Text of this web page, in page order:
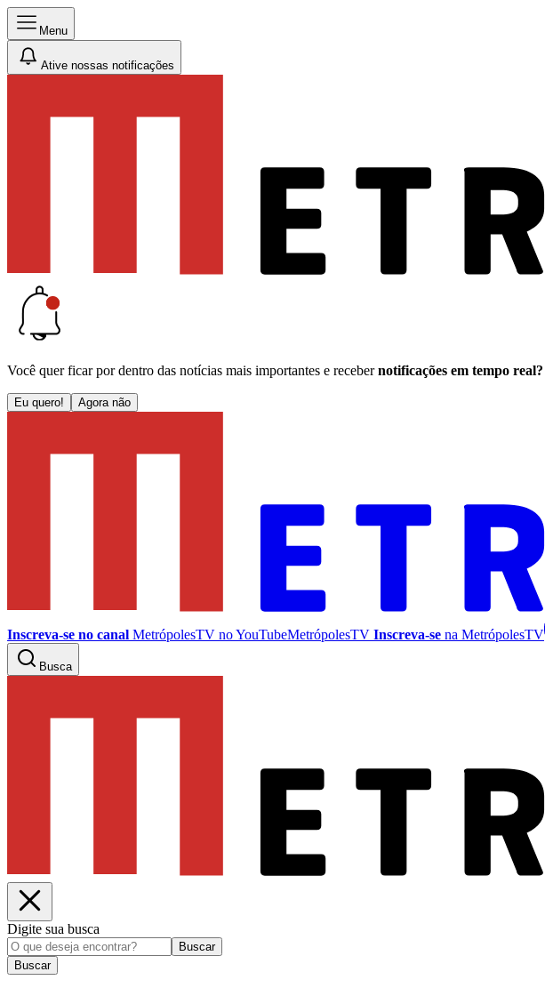
Menu
Ative nossas notificações
Você quer ficar por dentro das notícias mais importantes e receber notificações em tempo real?
Eu quero! Agora não
Inscreva-se no canal MetrópolesTV noYouTubeMetrópolesTV Inscreva-se na MetrópolesTV
Busca
Digite sua busca
Buscar
Buscar